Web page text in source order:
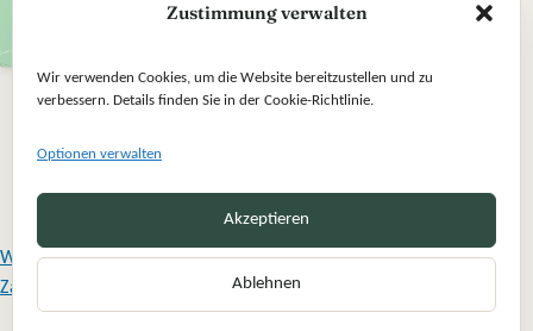
Zustimmung verwalten
Wir verwenden Cookies, um die Website bereitzustellen und zu
verbessern. Details finden Sie in der Cookie-Richtlinie.
Optionen verwalten
Akzeptieren
Ablehnen
Widerrufsbelehrung
Zahlung und Versand